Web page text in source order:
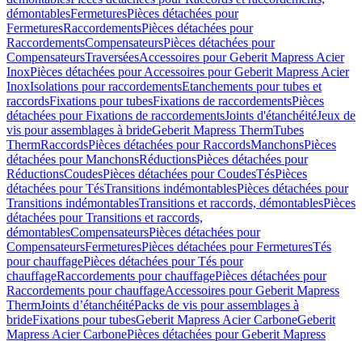
démontablesFermeturesPièces détachées pour
FermeturesRaccordementsPièces détachées pour
RaccordementsCompensateursPièces détachées pour
CompensateursTraverséesAccessoires pour Geberit Mapress Acier
InoxPièces détachées pour Accessoires pour Geberit Mapress Acier
InoxIsolations pour raccordementsEtanchements pour tubes et
raccordsFixations pour tubesFixations de raccordementsPièces
détachées pour Fixations de raccordementsJoints d'étanchéitéJeux de
vis pour assemblages à brideGeberit Mapress ThermTubes
ThermRaccordsPièces détachées pour RaccordsManchonsPièces
détachées pour ManchonsRéductionsPièces détachées pour
RéductionsCoudesPièces détachées pour CoudesTésPièces
détachées pour TésTransitions indémontablesPièces détachées pour
Transitions indémontablesTransitions et raccords, démontablesPièces
détachées pour Transitions et raccords,
démontablesCompensateursPièces détachées pour
CompensateursFermeturesPièces détachées pour FermeturesTés
pour chauffagePièces détachées pour Tés pour
chauffageRaccordements pour chauffagePièces détachées pour
Raccordements pour chauffageAccessoires pour Geberit Mapress
ThermJoints d’étanchéitéPacks de vis pour assemblages à
brideFixations pour tubesGeberit Mapress Acier CarboneGeberit
Mapress Acier CarbonePièces détachées pour Geberit Mapress